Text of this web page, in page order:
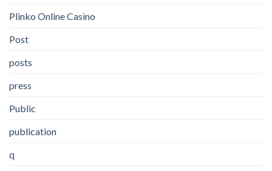
Plinko Online Casino
Post
posts
press
Public
publication
q